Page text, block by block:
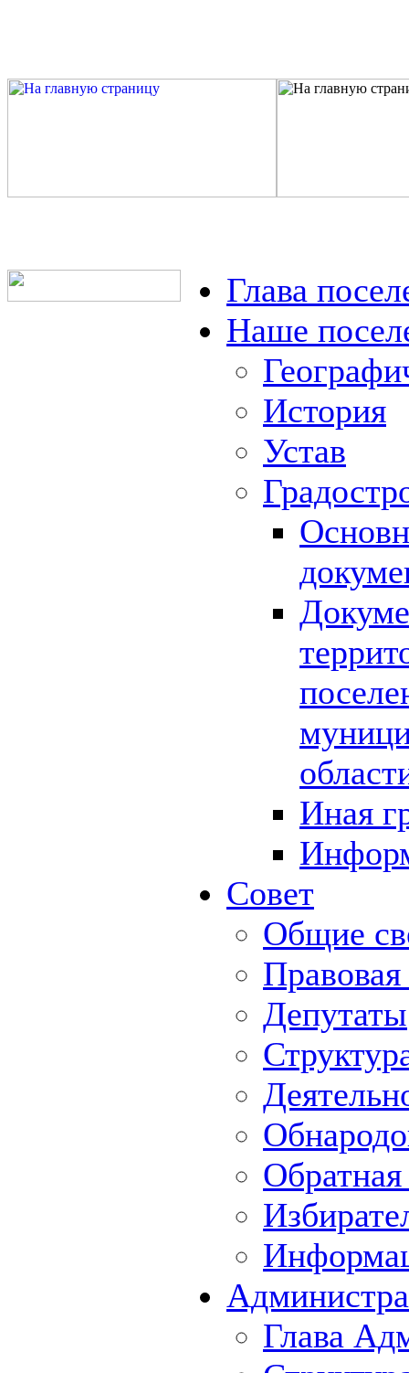
Глава
Наше
История
Устав
Иная
Совет
Общие
Правовая
Депутаты
Обратная
Глава